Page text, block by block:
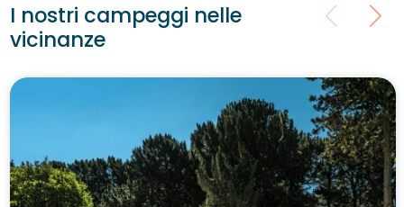
I nostri campeggi nelle
vicinanze